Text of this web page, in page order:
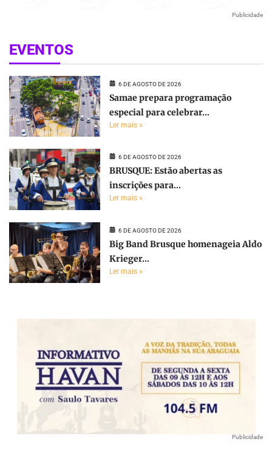
Publicidade
EVENTOS
6 DE AGOSTO DE 2026
Samae prepara programação
especial para celebrar...
Ler mais »
6 DE AGOSTO DE 2026
BRUSQUE: Estão abertas as
inscrições para...
Ler mais »
6 DE AGOSTO DE 2026
Big Band Brusque homenageia Aldo
Krieger...
Ler mais »
Publicidade